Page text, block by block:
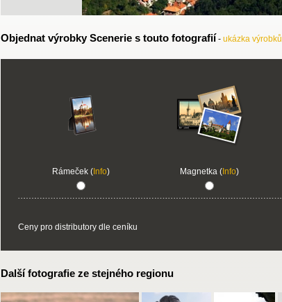
Objednat výrobky Scenerie s touto fotografií - ukázka výrobků
Rámeček (Info) Magnetka (Info)
Ceny pro distributory dle ceníku
Další fotografie ze stejného regionu